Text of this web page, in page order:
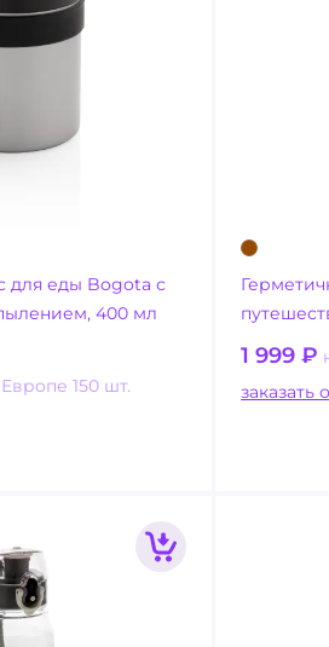
для еды Bogota с
400 мл
150 шт.
1 999 ₽